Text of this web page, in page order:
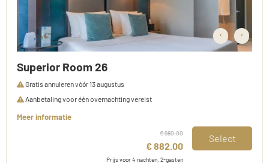
‹ ›
Superior Room 26
Gratis annuleren vóór 13 augustus
Aanbetaling voor één overnachting vereist
Meer informatie
€ 980.00
€ 882.00
Prijs voor 4 nachten, 2-gasten
Select